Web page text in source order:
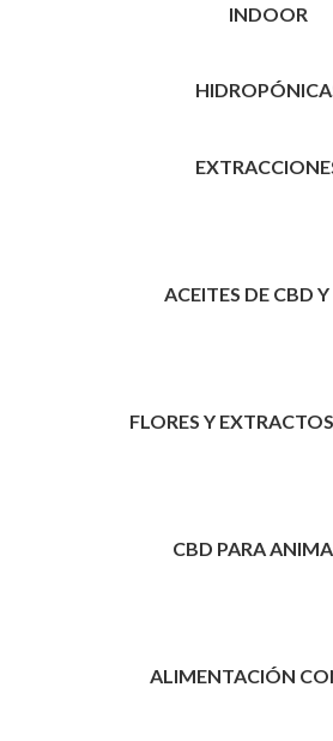
INDOOR
ACEITES DE CBD
FLORES Y
CBD PARA
ALIMENTACIÓN